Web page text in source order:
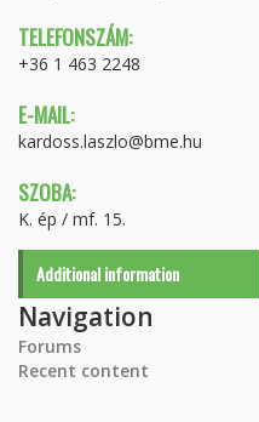
TELEFONSZÁM:
+36 1 463 2248
E-MAIL:
kardoss.laszlo@bme.hu
SZOBA:
K. ép / mf. 15.
Additional information
Navigation
Forums
Recent content